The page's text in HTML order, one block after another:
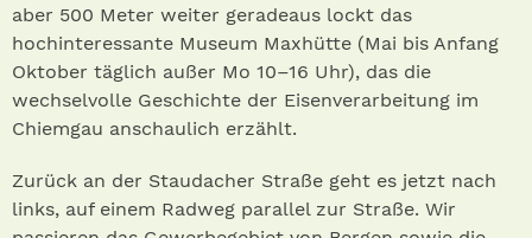
aber 500 Meter weiter geradeaus lockt das
hochinteressante Museum Maxhütte (Mai bis Anfang
Oktober täglich außer Mo 10–16 Uhr), das die
wechselvolle Geschichte der Eisenverarbeitung im
Chiemgau anschaulich erzählt.
Zurück an der Staudacher Straße geht es jetzt nach
links, auf einem Radweg parallel zur Straße. Wir